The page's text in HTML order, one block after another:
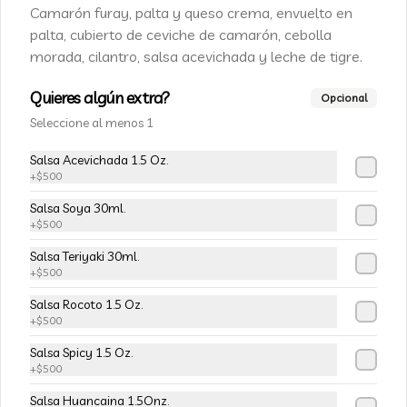
cebollín, envuelto en palta
Queso crema, champiñon furay y
cebollín frito en tempura.
$5.490$6.490
115-Vivian Rolls
Palta, champiñon furay, cebollín,
salsa teriyaki, cubierto de mix de papas
nativas
Camarón furay, palta y queso crema, envuelto en
palta, cubierto de ceviche de camarón, cebolla
morada, cilantro, salsa acevichada y leche de tigre.
Quieres algún extra? Opcional
Seleccione al menos 1
Salsa Acevichada 1.5 Oz.
+$500
Salsa Soya 30ml.
+$500
Salsa Teriyaki 30ml.
+$500
Salsa Rocoto 1.5 Oz.
+$500
Salsa Spicy 1.5 Oz.
+$500
Salsa Huancaina 1.5Onz.